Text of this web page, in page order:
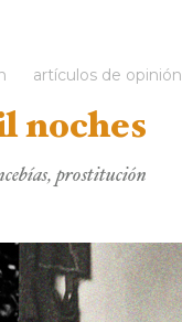
artículos de opinión
noches
prostitución